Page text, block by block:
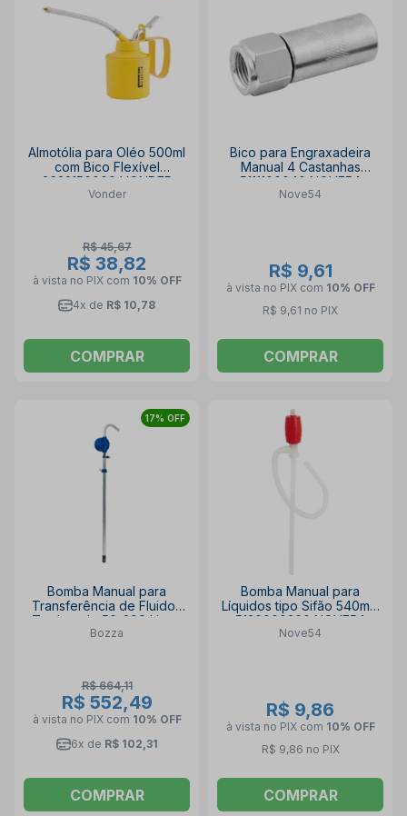
Almotólia para Oléo 500ml
com Bico Flexível
3623156000 VONDER
Vonder
R$ 45,67
R$ 38,82
à vista no PIX com 10% OFF
4x de R$ 10,78
COMPRAR
Bico para Engraxadeira
Manual 4 Castanhas
5111100040 NOVE54
Nove54
R$ 9,61
à vista no PIX com 10% OFF
R$ 9,61 no PIX
COMPRAR
17% OFF
Bomba Manual para
Transferência de Fluidos
Tambor de 50-209 Litros
7801-M BOZZA
Bozza
R$ 664,11
R$ 552,49
à vista no PIX com 10% OFF
6x de R$ 102,31
COMPRAR
Bomba Manual para
Líquidos tipo Sifão 540mm
5120000200 NOVE54
Nove54
R$ 9,86
à vista no PIX com 10% OFF
R$ 9,86 no PIX
COMPRAR